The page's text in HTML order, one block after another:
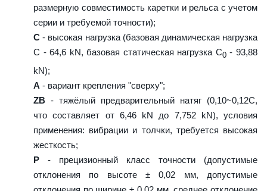
размерную совместимость каретки и рельса с учетом
серии и требуемой точности);
C - высокая нагрузка (базовая динамическая нагрузка
C - 64,6 kN, базовая статическая нагрузка С0- 93,88
kN);
A - вариант крепления "сверху";
ZB - тяжёлый предварительный натяг (0,10~0,12C,
что составляет от 6,46 kN до 7,752 kN), условия
применения: вибрации и толчки, требуется высокая
жесткость;
P - прецизионный класс точности (допустимые
отклонения по высоте ± 0,02 мм, допустимые